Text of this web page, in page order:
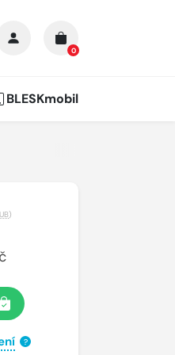
0
BLESKmobil
)
?